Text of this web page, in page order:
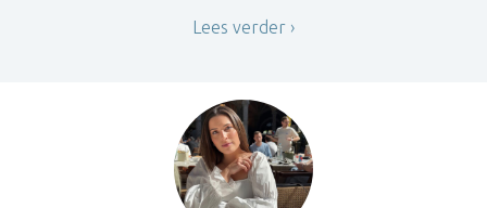
Lees verder